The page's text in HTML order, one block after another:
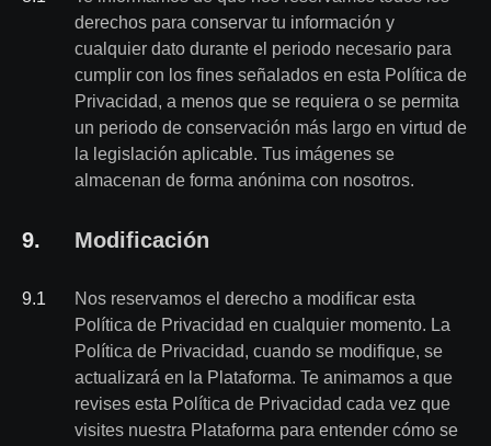
derechos para conservar tu información y
cualquier dato durante el periodo necesario para
cumplir con los fines señalados en esta Política de
Privacidad, a menos que se requiera o se permita
un periodo de conservación más largo en virtud de
la legislación aplicable. Tus imágenes se
almacenan de forma anónima con nosotros.
9. Modificación
9.1
Nos reservamos el derecho a modificar esta
Política de Privacidad en cualquier momento. La
Política de Privacidad, cuando se modifique, se
actualizará en la Plataforma. Te animamos a que
revises esta Política de Privacidad cada vez que
visites nuestra Plataforma para entender cómo se